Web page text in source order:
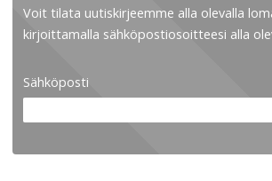
Voit tilata uutiskirjeemme alla olevalla
kirjoittamalla sähköpostiosoitteesi alla
Sähköposti